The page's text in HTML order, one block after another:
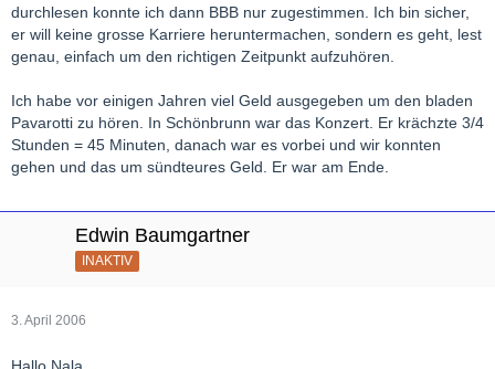
durchlesen konnte ich dann BBB nur zugestimmen. Ich bin sicher,
er will keine grosse Karriere heruntermachen, sondern es geht, lest
genau, einfach um den richtigen Zeitpunkt aufzuhören.
Ich habe vor einigen Jahren viel Geld ausgegeben um den bladen
Pavarotti zu hören. In Schönbrunn war das Konzert. Er krächzte 3/4
Stunden = 45 Minuten, danach war es vorbei und wir konnten
gehen und das um sündteures Geld. Er war am Ende.
Edwin Baumgartner
INAKTIV
3. April 2006